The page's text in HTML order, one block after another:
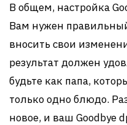
В общем, настройка
Вам нужен
вносить свои
результат должен
будьте как папа,
только одно блюдо.
новое, и ваш Goodbye